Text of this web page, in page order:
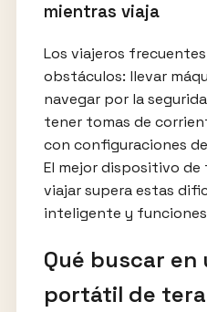
mientras viaja
Los viajeros
obstáculos: llevar
navegar por la
tener tomas de
con configuraciones
El mejor dispositivo
viajar supera estas
inteligente y
Qué buscar
portátil de